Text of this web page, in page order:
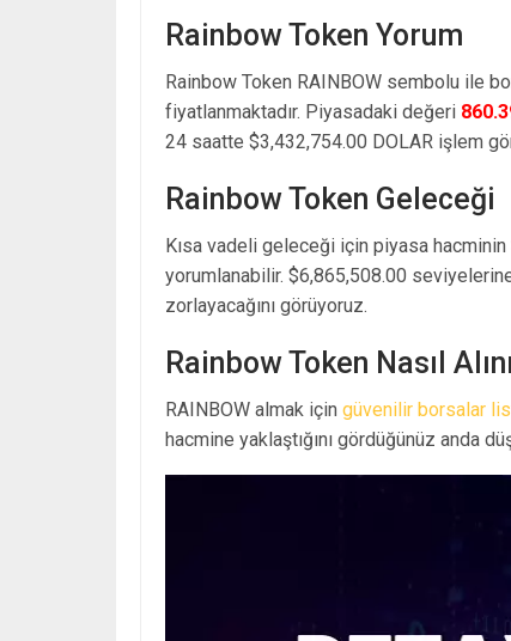
Rainbow Token Yorum
Rainbow Token RAINBOW sembolu ile
fiyatlanmaktadır. Piyasadaki değeri
24 saatte $3,432,754.00 DOLAR işlem
Rainbow Token Geleceği
Kısa vadeli geleceği için piyasa
yorumlanabilir. $6,865,508.00
zorlayacağını görüyoruz.
Rainbow Token Nasıl
RAINBOW almak için güvenilir borsalar
hacmine yaklaştığını gördüğünüz anda